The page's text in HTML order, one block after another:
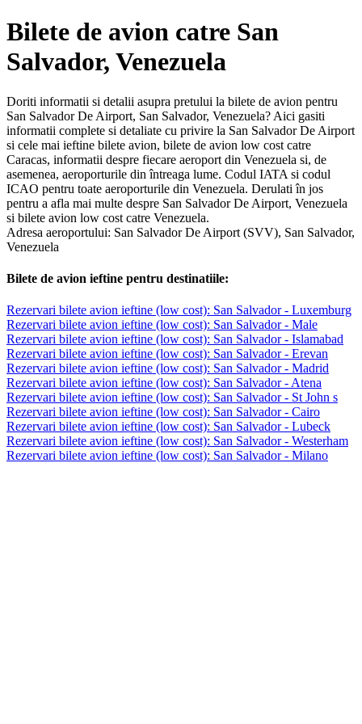
Bilete de avion catre San
Salvador, Venezuela
Doriti informatii si detalii asupra pretului la bilete de avion pentru
San Salvador De Airport, San Salvador, Venezuela? Aici gasiti
informatii complete si detaliate cu privire la San Salvador De Airport
si cele mai ieftine bilete avion, bilete de avion low cost catre
Caracas, informatii despre fiecare aeroport din Venezuela si, de
asemenea, aeroporturile din întreaga lume. Codul IATA si codul
ICAO pentru toate aeroporturile din Venezuela. Derulati în jos
pentru a afla mai multe despre San Salvador De Airport, Venezuela
si bilete avion low cost catre Venezuela.
Adresa aeroportului: San Salvador De Airport (SVV), San Salvador,
Venezuela
Bilete de avion ieftine pentru destinatiile:
Rezervari bilete avion ieftine (low cost): San Salvador - Luxemburg
Rezervari bilete avion ieftine (low cost): San Salvador - Male
Rezervari bilete avion ieftine (low cost): San Salvador - Islamabad
Rezervari bilete avion ieftine (low cost): San Salvador - Erevan
Rezervari bilete avion ieftine (low cost): San Salvador - Madrid
Rezervari bilete avion ieftine (low cost): San Salvador - Atena
Rezervari bilete avion ieftine (low cost): San Salvador - St John s
Rezervari bilete avion ieftine (low cost): San Salvador - Cairo
Rezervari bilete avion ieftine (low cost): San Salvador - Lubeck
Rezervari bilete avion ieftine (low cost): San Salvador - Westerham
Rezervari bilete avion ieftine (low cost): San Salvador - Milano